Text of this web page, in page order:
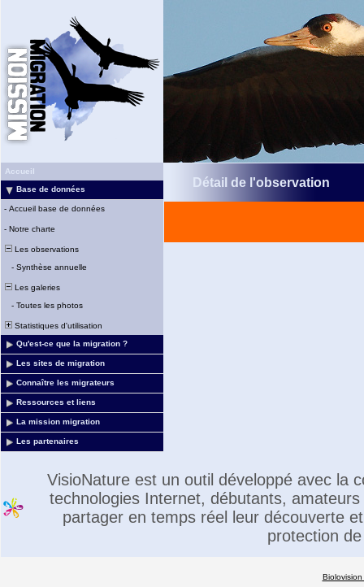
Accueil
Base de données
- Accueil base de données
- Notre charte
Les observations
- Synthèse annuelle
Les galeries
- Toutes les photos
Statistiques d'utilisation
Qu'est-ce que la migration ?
Les sites de migration
Connaître les migrateurs
Ressources et liens
La mission migration
Les partenaires
Détail de l'observation
VisioNature est un outil développé avec la
technologies Internet, débutants,
partager en temps réel leur découverte
protection
Biolovision